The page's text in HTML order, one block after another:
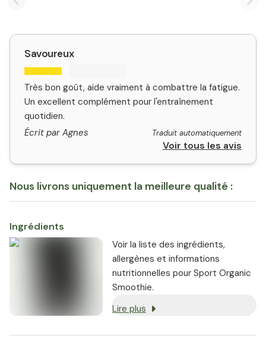
Previous slide
Savoureux
Très bon goût, aide vraiment à combattre la fatigue.
Un excellent complément pour l'entraînement
quotidien.
Écrit par Agnes
Traduit automatiquement
Voir tous les avis
Nous livrons uniquement la meilleure qualité :
Ingrédients
Voir la liste des ingrédients,
allergènes et informations
nutritionnelles pour Sport Organic
Smoothie.
Lire plus